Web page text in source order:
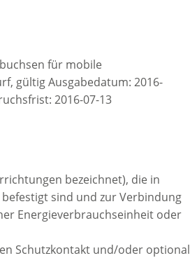
für mobile
gültig Ausgabedatum: 2016-
2016-07-13
bezeichnet), die in
sind und zur Verbindung
Energieverbrauchseinheit oder
Schutzkontakt und/oder